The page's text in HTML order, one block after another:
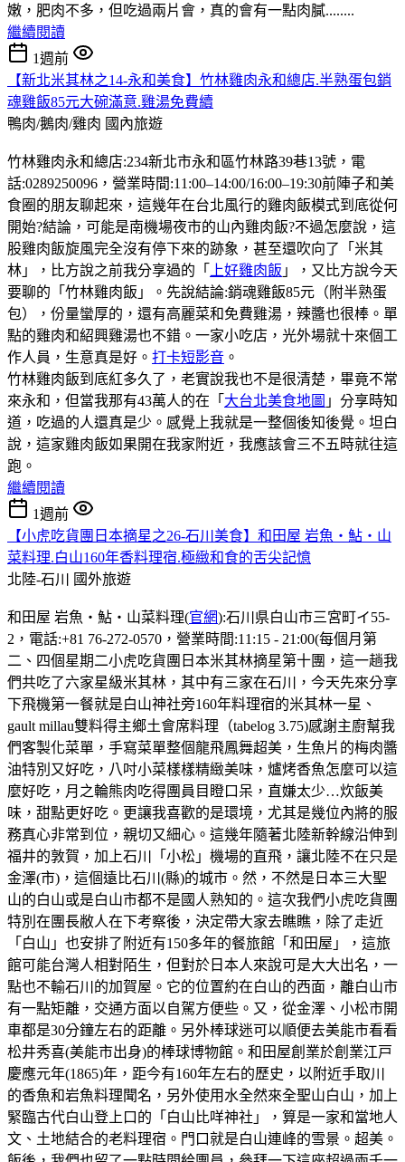
嫩，肥肉不多，但吃過兩片會，真的會有一點肉膩........
繼續閱讀
1週前
【新北米其林之14-永和美食】竹林雞肉永和總店.半熟蛋包銷
魂雞飯85元大碗滿意.雞湯免費續
鴨肉/鵝肉/雞肉 國內旅遊
竹林雞肉永和總店:234新北市永和區竹林路39巷13號，電
話:0289250096，營業時間:11:00–14:00/16:00–19:30前陣子和美
食圈的朋友聊起來，這幾年在台北風行的雞肉飯模式到底從何
開始?結論，可能是南機場夜市的山內雞肉飯?不過怎麼說，這
股雞肉飯旋風完全沒有停下來的跡象，甚至還吹向了「米其
林」，比方說之前我分享過的「
上好雞肉飯 」，又比方說今天
要聊的「竹林雞肉飯」。先說結論:銷魂雞飯85元（附半熟蛋
包），份量蠻厚的，還有高麗菜和免費雞湯，辣醬也很棒。單
點的雞肉和紹興雞湯也不錯。一家小吃店，光外場就十來個工
作人員，生意真是好。 打卡短影音 。
竹林雞肉飯到底紅多久了，老實說我也不是很清楚，畢竟不常
來永和，但當我那有43萬人的在「 大台北美食地圖 」分享時知
道，吃過的人還真是少。感覺上我就是一整個後知後覺。坦白
說，這家雞肉飯如果開在我家附近，我應該會三不五時就往這
跑。
繼續閱讀
1週前
【小虎吃貨團日本摘星之26-石川美食】和田屋 岩魚・鮎・山
菜料理.白山160年香料理宿.極緻和食的舌尖記憶
北陸-石川
國外旅遊
和田屋 岩魚・鮎・山菜料理(官網):石川県白山市三宮町イ55-
2，電話:+81 76-272-0570，營業時間:11:15 - 21:00(每個月第
二、四個星期二小虎吃貨團日本米其林摘星第十團，這一趟我
們共吃了六家星級米其林，其中有三家在石川，今天先來分享
下飛機第一餐就是白山神社旁160年料理宿的米其林一星、
gault millau雙料得主鄉土會席料理（tabelog 3.75)感謝主廚幫我
們客製化菜單，手寫菜單整個龍飛鳳舞超美，生魚片的梅肉醬
油特別又好吃，八吋小菜樣樣精緻美味，爐烤香魚怎麼可以這
麼好吃，月之輪熊肉吃得團員目瞪口呆，直嫌太少…炊飯美
味，甜點更好吃。更讓我喜歡的是環境，尤其是幾位內將的服
務真心非常到位，親切又細心。這幾年隨著北陸新幹線沿伸到
福井的敦賀，加上石川「小松」機場的直飛，讓北陸不在只是
金澤(市)，這個遠比石川(縣)的城市。然，不然是日本三大聖
山的白山或是白山市都不是國人熟知的。這次我們小虎吃貨團
特別在團長敝人在下考察後，決定帶大家去瞧瞧，除了走近
「白山」也安排了附近有150多年的餐旅館「和田屋」，這旅
館可能台灣人相對陌生，但對於日本人來說可是大大出名，一
點也不輸石川的加賀屋。它的位置約在白山的西面，離白山市
有一點矩離，交通方面以自駕方便些。又，從金澤、小松市開
車都是30分鐘左右的距離。另外棒球迷可以順便去美能市看看
松井秀喜(美能市出身)的棒球博物館。和田屋創業於創業江戸
慶應元年(1865)年，距今有160年左右的歷史，以附近手取川
的香魚和岩魚料理聞名，另外使用水全然來全聖山白山，加上
緊臨古代白山登上口的「白山比咩神社」，算是一家和當地人
文、土地結合的老料理宿。門口就是白山連峰的雪景。超美。